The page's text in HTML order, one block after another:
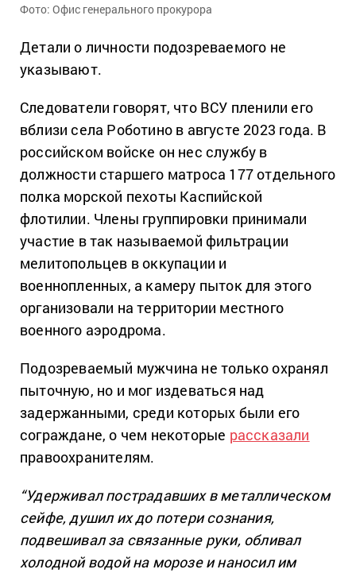
Фото: Офис генерального прокурора
Детали о личности подозреваемого не
указывают.
Следователи говорят, что ВСУ пленили его
вблизи села Роботино в августе 2023 года. В
российском войске он нес службу в
должности старшего матроса 177 отдельного
полка морской пехоты Каспийской
флотилии. Члены группировки принимали
участие в так называемой фильтрации
мелитопольцев в оккупации и
военнопленных, а камеру пыток для этого
организовали на территории местного
военного аэродрома.
Подозреваемый мужчина не только охранял
пыточную, но и мог издеваться над
задержанными, среди которых были его
сограждане, о чем некоторые рассказали
правоохранителям.
“Удерживал пострадавших в металлическом
сейфе, душил их до потери сознания,
подвешивал за связанные руки, обливал
холодной водой на морозе и наносил им